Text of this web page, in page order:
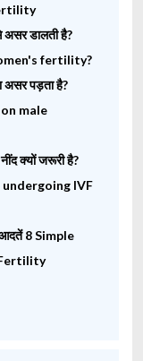
असर डालती है?
fertility?
असर पड़ता है?
male
क्यों जरूरी है?
IVF
आदतें 8 Simple